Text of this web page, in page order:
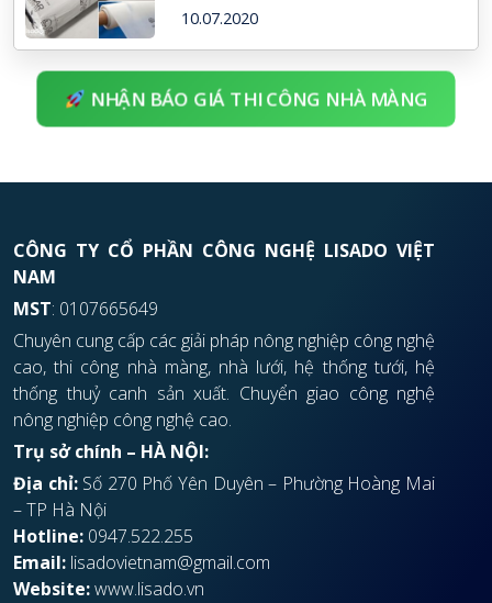
10.07.2020
NHẬN BÁO GIÁ THI CÔNG NHÀ MÀNG
CÔNG TY CỔ PHẦN CÔNG NGHỆ LISADO VIỆT
NAM
MST: 0107665649
Chuyên cung cấp các giải pháp nông nghiệp công nghệ
cao, thi công nhà màng, nhà lưới, hệ thống tưới, hệ
thống thuỷ canh sản xuất. Chuyển giao công nghệ
nông nghiệp công nghệ cao.
Trụ sở chính – HÀ NỘI:
Địa chỉ:Số 270 Phố Yên Duyên – Phường Hoàng Mai
– TP Hà Nội
Hotline: 0947.522.255
Email: lisadovietnam@gmail.com
Website:www.lisado.vn